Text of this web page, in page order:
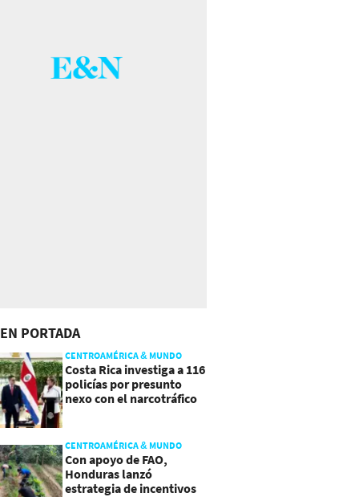
EN PORTADA
CENTROAMÉRICA & MUNDO
Costa Rica investiga a 116
policías por presunto
nexo con el narcotráfico
CENTROAMÉRICA & MUNDO
Con apoyo de FAO,
Honduras lanzó
estrategia de incentivos